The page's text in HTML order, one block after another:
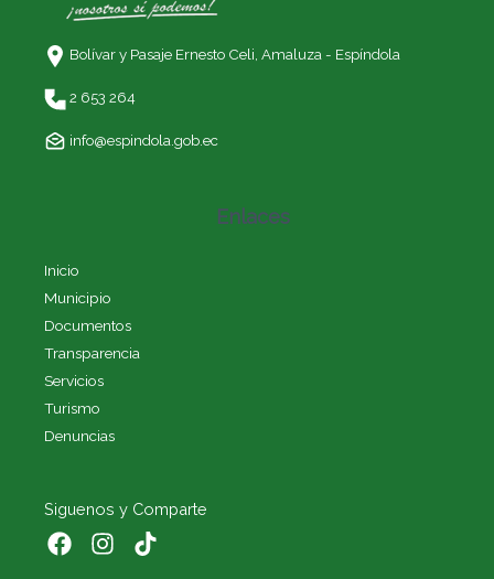
Bolívar y Pasaje Ernesto Celi, Amaluza - Espíndola
2 653 264
info@espindola.gob.ec
Enlaces
Inicio
Municipio
Documentos
Transparencia
Servicios
Turismo
Denuncias
Siguenos y Comparte